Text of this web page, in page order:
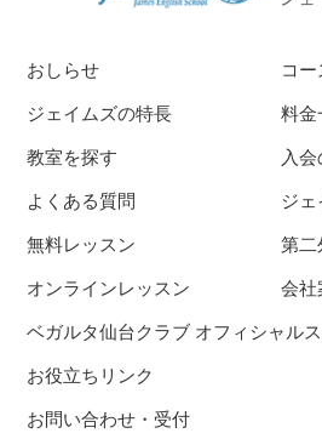
おしらせ
ジェイムズの特長
教室を探す
コー
料金
入
よくある質問
無料レッスン
オンラインレッスン
ジェ
第二
会社
ベガルタ仙台クラブ オフィシャル
お役立ちリンク
お問い合わせ・受付